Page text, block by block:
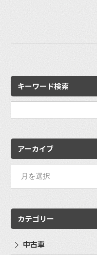
キーワード検索
アーカイブ
カテゴリー
中古車